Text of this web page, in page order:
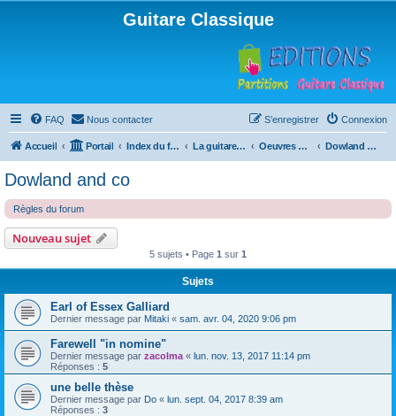
Guitare Classique
FAQ Nous contacter Connexion
S’enregistrer
Accueil Portail Index du forum La guitare : instrument, cours et théorie Oeuvres à la loupe Dowland and co
Dowland and co
Règles du forum
Nouveau sujet
5 sujets • Page 1 sur 1
Sujets
Earl of Essex Galliard
Dernier message par Mitaki « sam. avr. 04, 2020 9:06 pm
Farewell "in nomine"
Dernier message par zacolma « lun. nov. 13, 2017 11:14 pm
Réponses : 5
une belle thèse
Dernier message par Do « lun. sept. 04, 2017 8:39 am
Réponses : 3